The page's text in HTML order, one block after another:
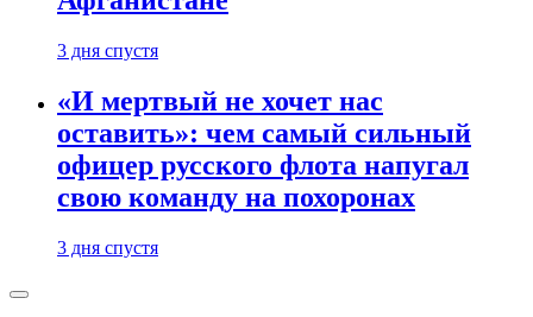
3 дня спустя
«И мертвый не хочет нас
оставить»: чем самый сильный
офицер русского флота напугал
свою команду на похоронах
3 дня спустя